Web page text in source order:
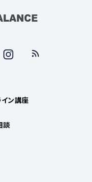
ン講座
談